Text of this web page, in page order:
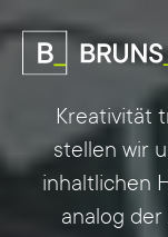
Kreativität
stellen wir
inhaltlichen
analog